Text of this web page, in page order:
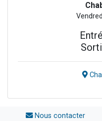
Nous contacter